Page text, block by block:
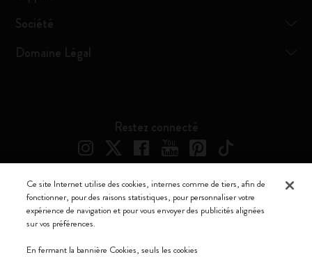
Société
Domaine Légal
Restez connecté
Moleskine ® est une marque enregistrée de Moleskine Srl a socio unico
Moleskine srl a socio unico - Via Bergognone, 34 – 20144 Milano -
Soc. €2.181.513,42
Ce site Internet utilise des cookies, internes comme de tiers, afin de
fonctionner, pour des raisons statistiques, pour personnaliser votre
expérience de navigation et pour vous envoyer des publicités alignées
sur vos préférences.
En fermant la bannière Cookies, seuls les cookies